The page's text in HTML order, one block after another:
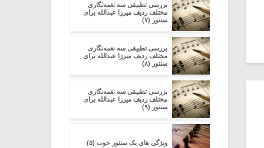
بررسی تطبیقی سه نغمه‌نگاری
مختلف ردیف میرزا عبدالله برای
سنتور (۷)
بررسی تطبیقی سه نغمه‌نگاری
مختلف ردیف میرزا عبدالله برای
سنتور (۸)
بررسی تطبیقی سه نغمه‌نگاری
مختلف ردیف میرزا عبدالله برای
سنتور (۹)
ویژگی های یک سنتور خوب (۵)